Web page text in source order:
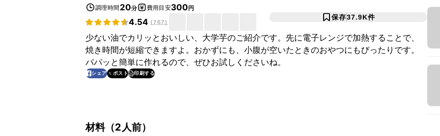
調理時間 20分 費用目安300円
4.54 (767)
保存37.9K件
少ない油でカリッとおいしい、大学芋のご紹介です。先に電子レンジで加熱することで、
焼き時間が短縮できますよ。おかずにも、小腹が空いたときのおやつにもぴったりです。
パパッと簡単に作れるので、ぜひお試しくださいね。
シェア ポスト 印刷する
材料（2人前）